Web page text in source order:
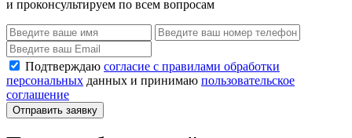
и проконсультируем по всем вопросам
Подтверждаю согласие с правилами обработки
персональных данных и принимаю пользовательское
соглашение
Отправить заявку